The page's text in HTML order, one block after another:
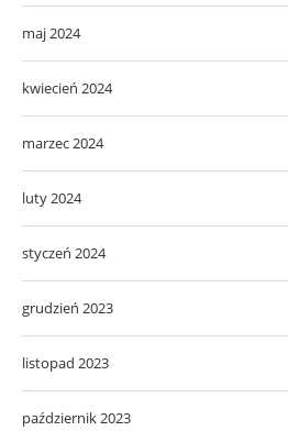
maj 2024
kwiecień 2024
marzec 2024
luty 2024
styczeń 2024
grudzień 2023
listopad 2023
październik 2023